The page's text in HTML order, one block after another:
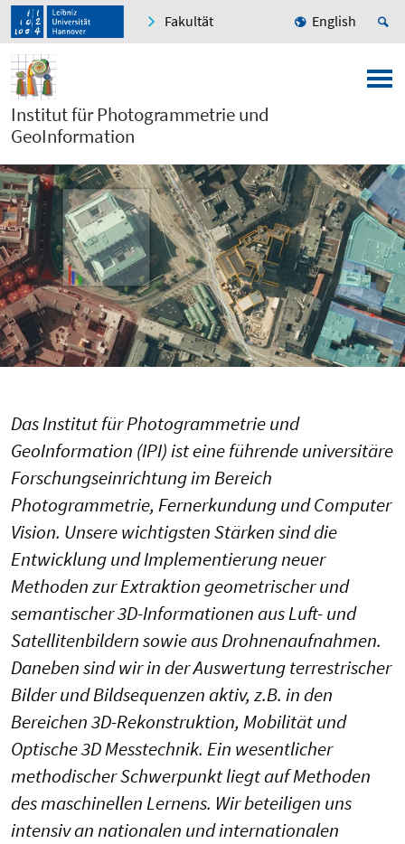
Fakultät English
Institut für Photogrammetrie und
GeoInformation
Das Institut für Photogrammetrie und
GeoInformation (IPI) ist eine führende universitäre
Forschungseinrichtung im Bereich
Photogrammetrie, Fernerkundung und Computer
Vision. Unsere wichtigsten Stärken sind die
Entwicklung und Implementierung neuer
Methoden zur Extraktion geometrischer und
semantischer 3D-Informationen aus Luft- und
Satellitenbildern sowie aus Drohnenaufnahmen.
Daneben sind wir in der Auswertung terrestrischer
Bilder und Bildsequenzen aktiv, z.B. in den
Bereichen 3D-Rekonstruktion, Mobilität und
Optische 3D Messtechnik. Ein wesentlicher
methodischer Schwerpunkt liegt auf Methoden
des maschinellen Lernens. Wir beteiligen uns
intensiv an nationalen und internationalen